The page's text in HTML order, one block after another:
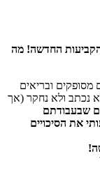
הקביעות החדשה! מה
ובריאים
נכתב ולא נחקר (אך
שבעבודתם
את הסיכויים
!